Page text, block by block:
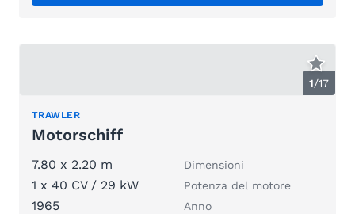
1/17
TRAWLER
Motorschiff
7.80 x 2.20 m Dimensioni
1 x 40 CV / 29 kW Potenza del motore
1965 Anno